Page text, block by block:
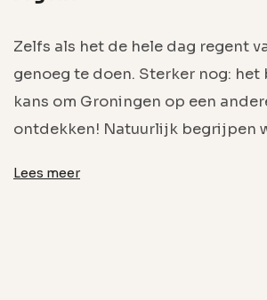
Zelfs als het de hele dag regent
genoeg te doen. Sterker nog:
kans om Groningen op een
ontdekken! Natuurlijk begrijpen
Lees meer